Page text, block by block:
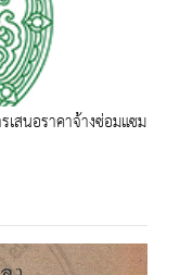
สนอราคาจ้างซ่อมแซม